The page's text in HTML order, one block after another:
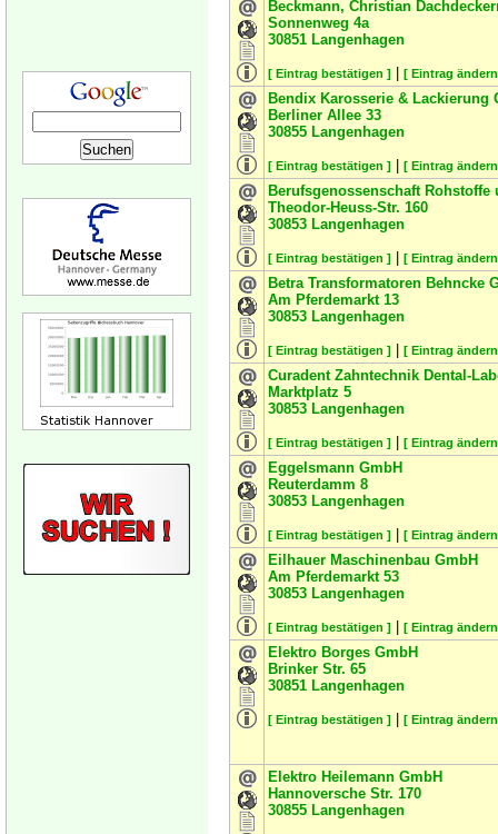
Beckmann, Christian
Sonnenweg 4a
30851 Langenhagen
[ Eintrag bestätigen ] [ Eintrag
Bendix Karosserie & Lackierung
Berliner Allee 33
30855 Langenhagen
[ Eintrag bestätigen ] [ Eintrag
Berufsgenossenschaft
Theodor-Heuss-Str. 160
30853 Langenhagen
[ Eintrag bestätigen ] [ Eintrag
Betra Transformatoren Behncke
Am Pferdemarkt 13
30853 Langenhagen
[ Eintrag bestätigen ] [ Eintrag
Curadent Zahntechnik Dental-
Marktplatz 5
30853 Langenhagen
[ Eintrag bestätigen ] [ Eintrag
Eggelsmann GmbH
Reuterdamm 8
30853 Langenhagen
[ Eintrag bestätigen ] [ Eintrag
Eilhauer Maschinenbau GmbH
Am Pferdemarkt 53
30853 Langenhagen
[ Eintrag bestätigen ] [ Eintrag
Elektro Borges GmbH
Brinker Str. 65
30851 Langenhagen
[ Eintrag bestätigen ] [ Eintrag
Elektro Heilemann GmbH
Hannoversche Str. 170
30855 Langenhagen